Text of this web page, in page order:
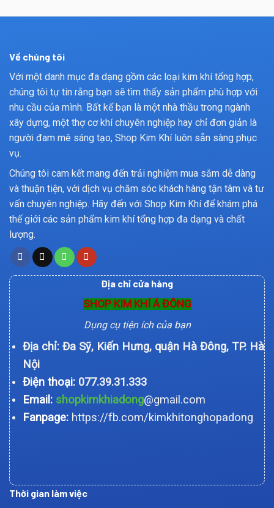
Về chúng tôi
Với một danh mục đa dạng gồm các loại kim khí tổng hợp,
chúng tôi tự tin rằng bạn sẽ tìm thấy sản phẩm phù hợp với
nhu cầu của mình. Bất kể bạn là một nhà thầu trong ngành
xây dựng, một thợ cơ khí chuyên nghiệp hay chỉ đơn giản là
người đam mê sáng tạo, Shop Kim Khí luôn sẵn sàng phục
vụ.
Chúng tôi cam kết mang đến trải nghiệm mua sắm dễ dàng
và thuận tiện, với dịch vụ chăm sóc khách hàng tận tâm và tư
vấn chuyên nghiệp. Hãy đến với Shop Kim Khí để khám phá
thế giới các sản phẩm kim khí tổng hợp đa dạng và chất
lượng.
Địa chỉ cửa hàng
SHOP KIM KHÍ Á ĐÔNG
Dụng cụ tiện ích của bạn
Địa chỉ: Đa Sỹ, Kiến Hưng, quận Hà Đông, TP. Hà
Nội
Điện thoại: 077.39.31.333
Email:shopkimkhiadong@gmail.com
Fanpage: https://fb.com/kimkhitonghopadong
Thời gian làm việc